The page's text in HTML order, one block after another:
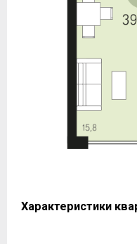
Характеристики